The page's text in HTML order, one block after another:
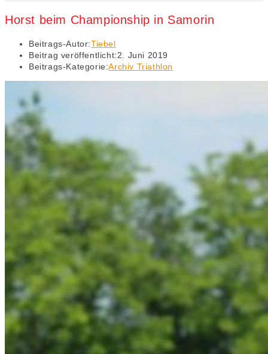
Horst beim Championship in Samorin
Beitrags-Autor:Tiebel
Beitrag veröffentlicht:2. Juni 2019
Beitrags-Kategorie:Archiv Triathlon